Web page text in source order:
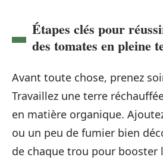
Étapes clés pour
des tomates en pleine
Avant toute chose, prenez
Travaillez une terre
en matière organique.
ou un peu de fumier bien
de chaque trou pour booster